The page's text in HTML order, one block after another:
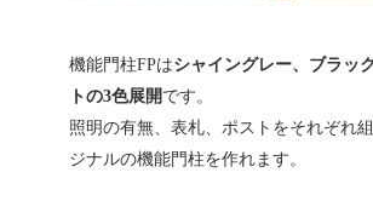
機能門柱FPはシャイングレー、ブラッ
トの3色展開 です。
照明の有無、表札、ポストをそれぞれ
ジナルの機能門柱を作れます。